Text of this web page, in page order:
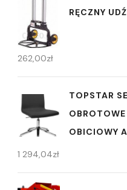
RĘCZNY
262,00zł
TOPSTAR
OBICIOWY
1 294,04zł